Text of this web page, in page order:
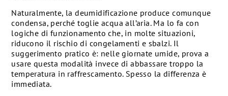
Naturalmente, la deumidificazione produce comunque
condensa, perché toglie acqua all’aria. Ma lo fa con
logiche di funzionamento che, in molte situazioni,
riducono il rischio di congelamenti e sbalzi. Il
suggerimento pratico è: nelle giornate umide, prova a
usare questa modalità invece di abbassare troppo la
temperatura in raffrescamento. Spesso la differenza è
immediata.